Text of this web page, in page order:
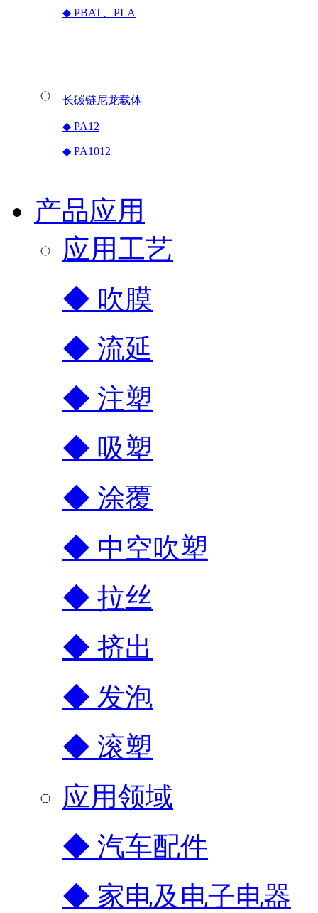
◆ PBAT、PLA
长碳链尼龙载体
◆ PA12
◆ PA1012
产品应用
应用工艺
◆ 吹膜
◆ 流延
◆ 注塑
◆ 吸塑
◆ 涂覆
◆ 中空吹塑
◆ 拉丝
◆ 挤出
◆ 发泡
◆ 滚塑
应用领域
◆ 汽车配件
◆ 家电及电子电器